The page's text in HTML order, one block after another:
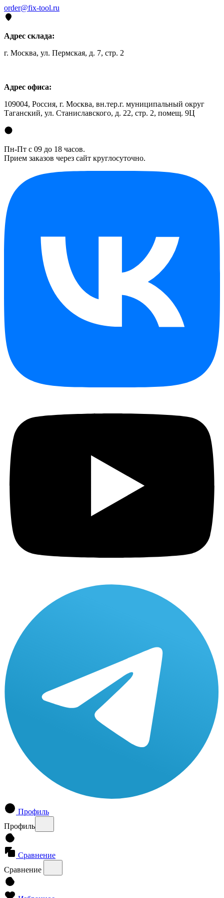
order@fix-tool.ru
Адрес склада:
г. Москва, ул. Пермская, д. 7, стр. 2
Адрес офиса:
109004, Россия, г. Москва, вн.тер.г. муниципальный округ
Таганский, ул. Станиславского, д. 22, стр. 2, помещ. 9Ц
Пн-Пт с 09 до 18 часов.
Прием заказов через сайт круглосуточно.
Профиль
Профиль
Сравнение
Сравнение